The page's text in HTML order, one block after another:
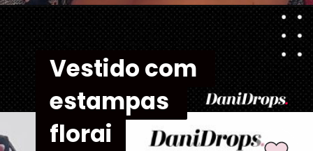
Vestido com
estampas
florai
Vestido com
estampas
florai